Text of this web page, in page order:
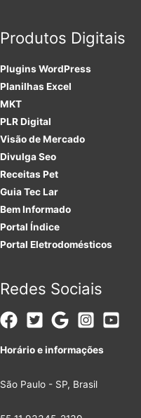
Produtos Digitais
PluginsWordPress
Planilhas Excel
MKT
PLRDigital
Visão de Mercado
Divulga Seo
Receitas Pet
Guia Tec Lar
Bem Informado
Portal Índice
Portal Eletrodomésticos
Redes Sociais
Horário e informações
São Paulo - SP, Brasil